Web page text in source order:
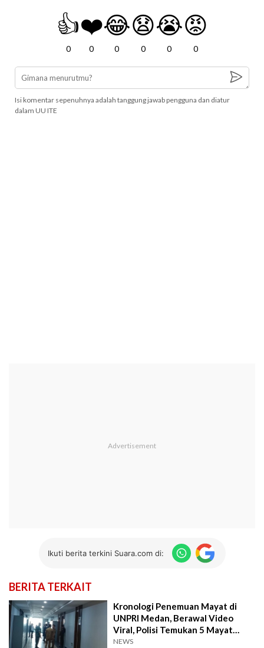
👍
0
❤️
0
😂
0
😧
0
😭
0
😡
0
Isi komentar sepenuhnya adalah tanggung jawab pengguna dan diatur
dalam UU ITE
Ikuti berita terkini Suara.com di:
BERITA TERKAIT
Kronologi Penemuan Mayat di
UNPRI Medan, Berawal Video
Viral, Polisi Temukan 5 Mayat
Tanpa Identitas
NEWS